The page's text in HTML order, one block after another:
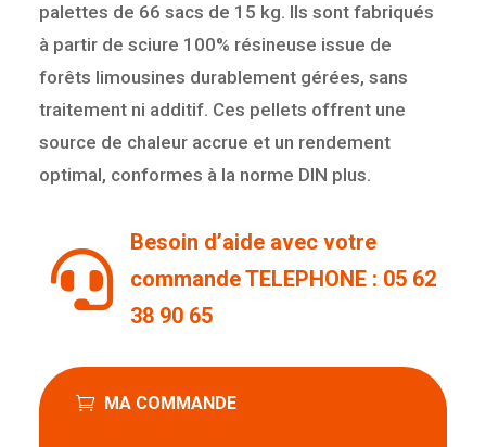
palettes de 66 sacs de 15 kg. Ils sont fabriqués
à partir de sciure 100% résineuse issue de
forêts limousines durablement gérées, sans
traitement ni additif. Ces pellets offrent une
source de chaleur accrue et un rendement
optimal, conformes à la norme DIN plus.

Besoin d’aide avec votre
commande TELEPHONE : 05 62
38 90 65
 MA COMMANDE